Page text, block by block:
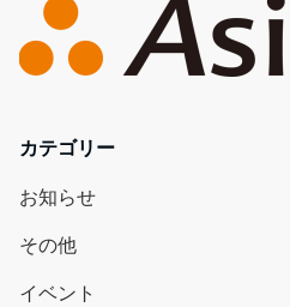
カテゴリー
お知らせ
その他
イベント